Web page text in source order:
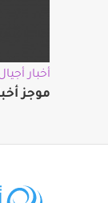
أخبار
موجز أخبار